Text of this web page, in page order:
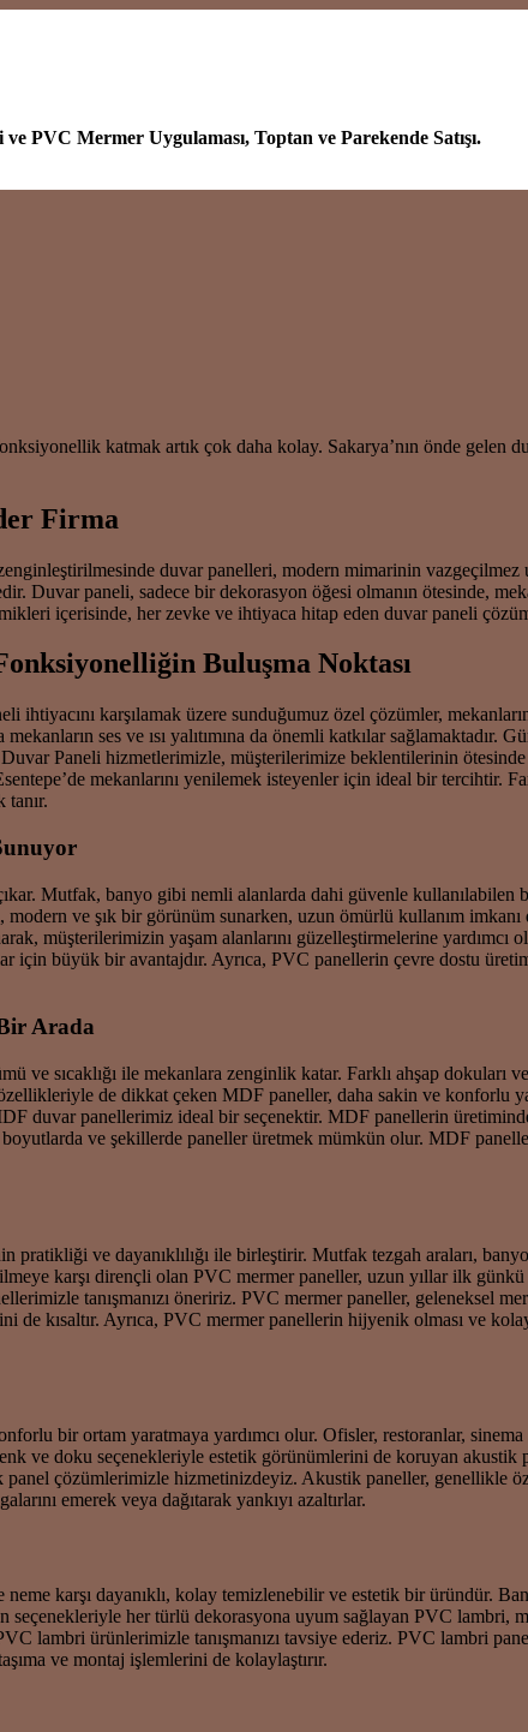
PVC Mermer Uygulaması, Toptan ve Parekende Satışı.
katmak artık çok daha kolay. Sakarya’nın önde gelen
Firma
duvar panelleri, modern mimarinin
Duvar paneli, sadece bir dekorasyon öğesi olmanın ötesinde,
içerisinde, her zevke ve ihtiyaca hitap eden duvar paneli
Buluşma Noktası
ihtiyacını karşılamak üzere sunduğumuz özel çözümler,
ses ve ısı yalıtımına da önemli katkılar sağlamaktadır.
Paneli hizmetlerimizle, müşterilerimize beklentilerinin
mekanlarını yenilemek isteyenler için ideal bir tercihtir.
tanır.
Mutfak, banyo gibi nemli alanlarda dahi güvenle kullanılabilen
ve şık bir görünüm sunarken, uzun ömürlü kullanım
müşterilerimizin yaşam alanlarını güzelleştirmelerine yardımcı
için büyük bir avantajdır. Ayrıca, PVC panellerin çevre dostu
Arada
sıcaklığı ile mekanlara zenginlik katar. Farklı ahşap
de dikkat çeken MDF paneller, daha sakin ve konforlu
duvar panellerimiz ideal bir seçenektir. MDF panellerin
boyutlarda ve şekillerde paneller üretmek mümkün olur. MDF
ve dayanıklılığı ile birleştirir. Mutfak tezgah araları,
karşı dirençli olan PVC mermer paneller, uzun yıllar ilk
tanışmanızı öneririz. PVC mermer paneller, geleneksel
kısaltır. Ayrıca, PVC mermer panellerin hijyenik olması ve
bir ortam yaratmaya yardımcı olur. Ofisler, restoranlar,
ve doku seçenekleriyle estetik görünümlerini de koruyan akustik
panel çözümlerimizle hizmetinizdeyiz. Akustik paneller, genellikle
emerek veya dağıtarak yankıyı azaltırlar.
karşı dayanıklı, kolay temizlenebilir ve estetik bir üründür.
seçenekleriyle her türlü dekorasyona uyum sağlayan PVC lambri,
lambri ürünlerimizle tanışmanızı tavsiye ederiz. PVC lambri
ve montaj işlemlerini de kolaylaştırır.